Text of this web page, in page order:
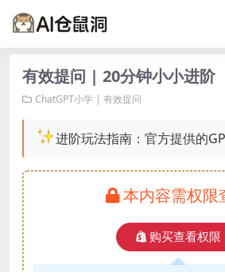
有效提问 | 20分钟小小进阶
ChatGPT小学 | 有效提问
进阶玩法指南：官方提供的
本内容需权限
购买查看权限